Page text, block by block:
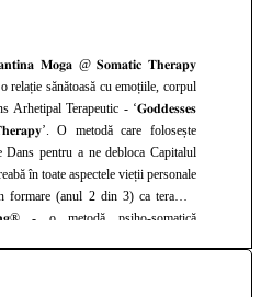
𝐌𝐨𝐠𝐚 @ 𝐒𝐨𝐦𝐚𝐭𝐢𝐜 𝐓𝐡𝐞𝐫𝐚𝐩𝐲
relație sănătoasă cu emoțiile, corpul
Arhetipal Terapeutic - ‘𝐆𝐨𝐝𝐝𝐞𝐬𝐬𝐞𝐬
care folosește
Dans pentru a ne debloca Capitalul
în toate aspectele vieții personale
- o metodă psiho-somatică